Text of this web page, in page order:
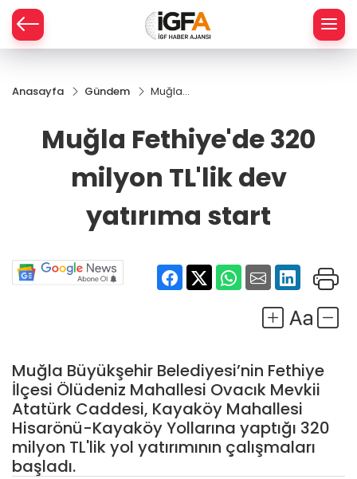
Anasayfa Gündem
Muğla
milyon
yatırıma
start
Muğla Fethiye'de 320
milyon TL'lik dev
yatırıma start
Muğla Büyükşehir Belediyesi’nin Fethiye
İlçesi Ölüdeniz Mahallesi Ovacık Mevkii
Atatürk Caddesi, Kayaköy Mahallesi
Hisarönü-Kayaköy Yollarına yaptığı 320
milyon TL'lik yol yatırımının çalışmaları
başladı.